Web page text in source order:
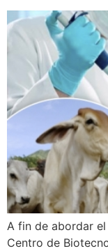
A fin de abordar
Centro de